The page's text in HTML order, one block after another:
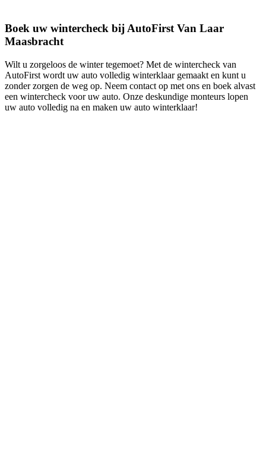
Boek uw wintercheck bij AutoFirst Van Laar
Maasbracht
Wilt u zorgeloos de winter tegemoet? Met de wintercheck van
AutoFirst wordt uw auto volledig winterklaar gemaakt en kunt u
zonder zorgen de weg op. Neem contact op met ons en boek alvast
een wintercheck voor uw auto. Onze deskundige monteurs lopen
uw auto volledig na en maken uw auto winterklaar!